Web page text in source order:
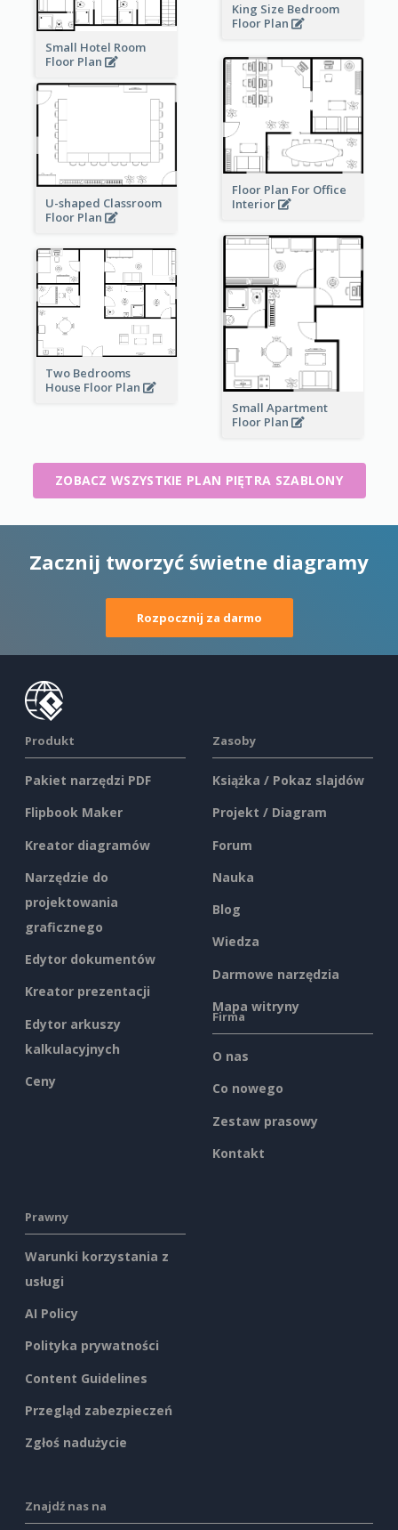
King Size Bedroom
Floor Plan
Small Hotel Room
Floor Plan
Floor Plan For Office
Interior
U-shaped Classroom
Floor Plan
Small Apartment
Floor Plan
Two Bedrooms
House Floor Plan
ZOBACZ WSZYSTKIE PLAN PIĘTRA SZABLONY
Zacznij tworzyć świetne diagramy
Rozpocznij za darmo
Produkt
Pakiet narzędzi PDF
Flipbook Maker
Kreator diagramów
Narzędzie do
projektowania
graficznego
Edytor dokumentów
Kreator prezentacji
Edytor arkuszy
kalkulacyjnych
Ceny
Zasoby
Książka / Pokaz slajdów
Projekt / Diagram
Forum
Nauka
Blog
Wiedza
Darmowe narzędzia
Mapa witryny
Firma
O nas
Co nowego
Zestaw prasowy
Kontakt
Prawny
Warunki korzystania z
usługi
AI Policy
Polityka prywatności
Content Guidelines
Przegląd zabezpieczeń
Zgłoś nadużycie
Znajdź nas na